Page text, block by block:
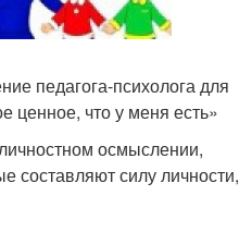
педагога-психолога для
ценное, что у меня есть»
осмыслении,
составляют силу личности,